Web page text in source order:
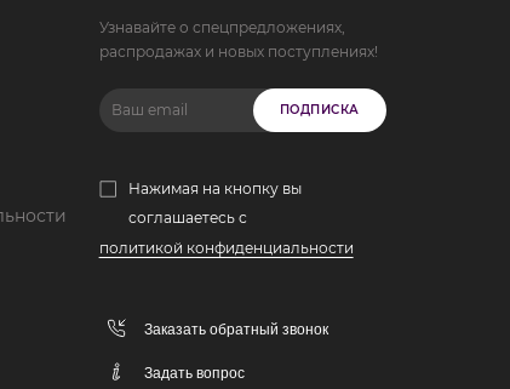
Узнавайте о спецпредложениях,
распродажах и новых поступлениях!
ПОДПИСКА
Нажимая на кнопку вы
соглашаетесь с
политикой конфиденциальности
Заказать обратный звонок
Задать вопрос